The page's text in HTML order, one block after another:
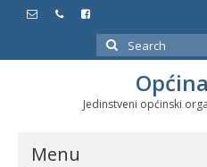
Search
for:
Jedinstveni općinski
Menu